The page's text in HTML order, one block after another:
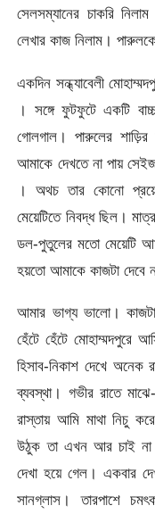
সেলসম্যানের চাকরি
লেখার কাজ নিলাম।
একদিন সন্ধ্যাবেলী
। সঙ্গে ফুটফুটে একটি
গোলগাল। পারুলের
আমাকে দেখতে না পায়
। অথচ তার কোনো
মেয়েটিতে নিবদ্ধ ছিল।
ডল-পুতুলের মতো মেয়েটি
হয়তো আমাকে কাজটা
আমার ভাগ্য ভালো।
হেঁটে হেঁটে মোহাম্মদপুরে
হিসাব-নিকাশ দেখে অনেক
ব্যবস্থা। গভীর রাতে
রাস্তায় আমি মাথা নিচু
উঠুক তা এখন আর চাই
দেখা হয়ে গেল। একবার
সানগ্লাস। তারপাশে